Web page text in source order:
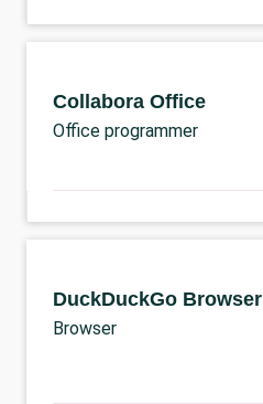
Collabora Office
Office programmer
DuckDuckGo Browser
Browser